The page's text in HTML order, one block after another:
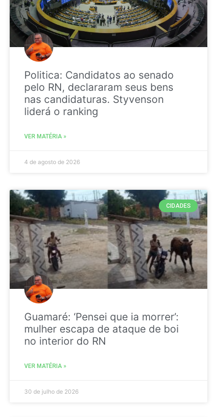
Politica: Candidatos ao senado
pelo RN, declararam seus bens
nas candidaturas. Styvenson
liderá o ranking
VER MATÉRIA »
4 de agosto de 2026
CIDADES
Guamaré: ‘Pensei que ia morrer’:
mulher escapa de ataque de boi
no interior do RN
VER MATÉRIA »
30 de julho de 2026